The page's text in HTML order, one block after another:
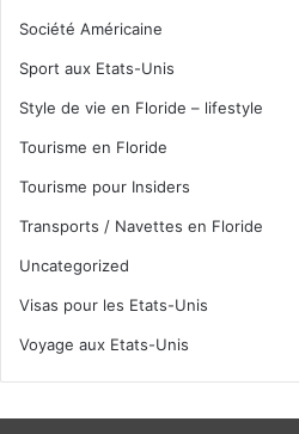
Société Américaine
Sport aux Etats-Unis
Style de vie en Floride – lifestyle
Tourisme en Floride
Tourisme pour Insiders
Transports / Navettes en Floride
Uncategorized
Visas pour les Etats-Unis
Voyage aux Etats-Unis